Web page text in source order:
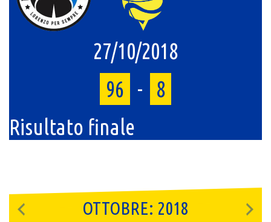
27/10/2018
96 -
8
Risultato finale
OTTOBRE: 2018